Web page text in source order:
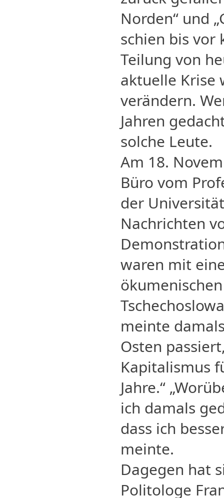
Norden“ und
schien bis vor
Teilung von
aktuelle Krise
verändern.
Jahren
solche Leute.
Am 18.
Büro vom
der
Nachrichten
waren mit
meinte
Osten
Kapitalismus
Jahre.“
ich damals
dass ich
meinte.
Dagegen hat
Politologe